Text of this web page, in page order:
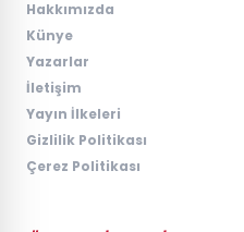
Hakkımızda
Künye
Yazarlar
İletişim
Yayın İlkeleri
Gizlilik Politikası
Çerez Politikası